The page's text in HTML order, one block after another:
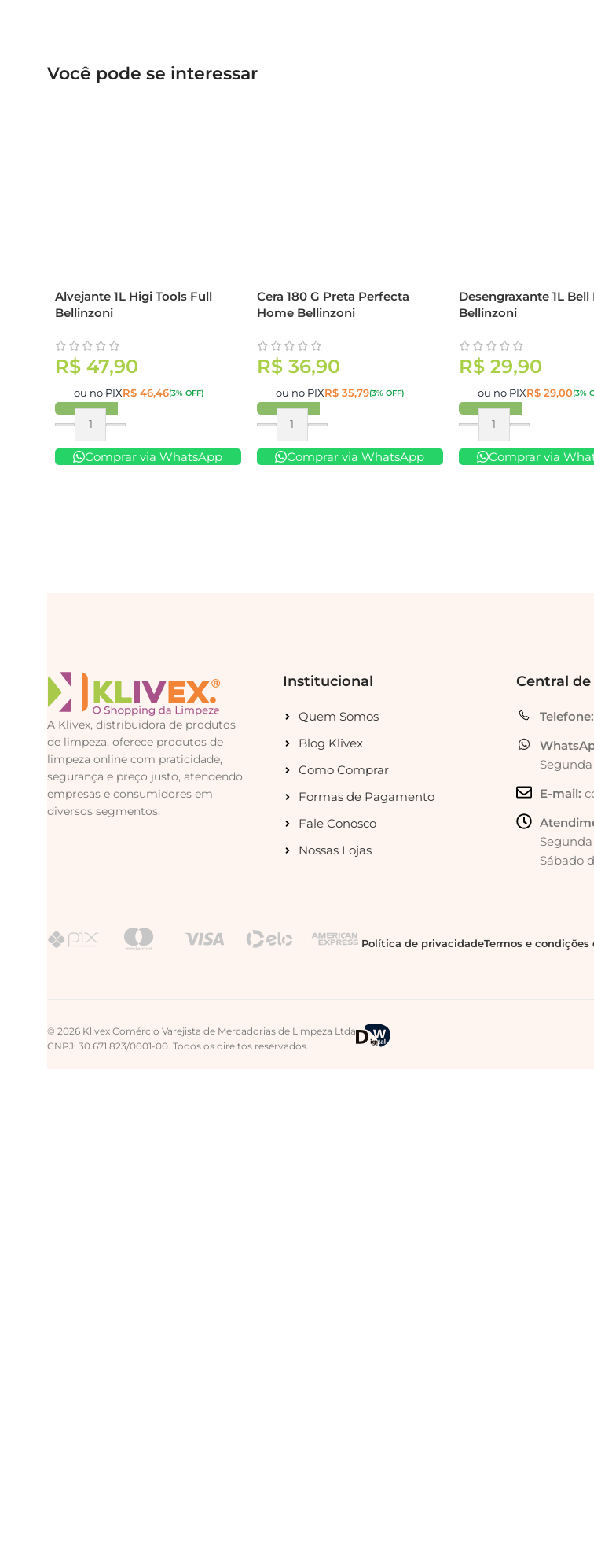
Você pode se interessar
Alvejante 1L Higi Tools Full
Bellinzoni
R$ 47,90
ou no PIXR$ 46,46(3% OFF)
Comprar
Comprar via WhatsApp
Cera 180 G Preta Perfecta
Home Bellinzoni
R$36,90
ou no PIXR$35,79(3% OFF)
Comprar
Comprar via WhatsApp
Desengraxante 1L Bell
Bellinzoni
R$29,90
ou no PIXR$29,00(3%
Comprar
Comprar via
A Klivex, distribuidora de produtos
de limpeza, oferece produtos de
limpeza online com praticidade,
segurança e preço justo, atendendo
empresas e consumidores em
diversos segmentos.
Institucional
Quem Somos
Blog Klivex
Como Comprar
Formas de Pagamento
Fale Conosco
Nossas Lojas
Central
Telefone:
Segunda
E-mail:
Sábado
Política de privacidadeTermos e condições
© 2026 Klivex Comércio Varejista de Mercadorias de Limpeza Ltda
CNPJ: 30.671.823/0001-00. Todos os direitos reservados.